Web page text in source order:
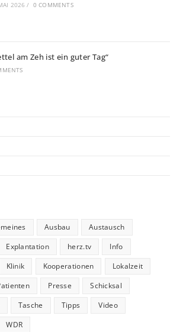
2026 / 0 COMMENTS
am Zeh ist ein guter Tag“
Ausbau
Austausch
Explantation herz.tv
Info
Klinik Kooperationen
Lokalzeit
Presse
Schicksal
Tasche Tipps
Video
WDR